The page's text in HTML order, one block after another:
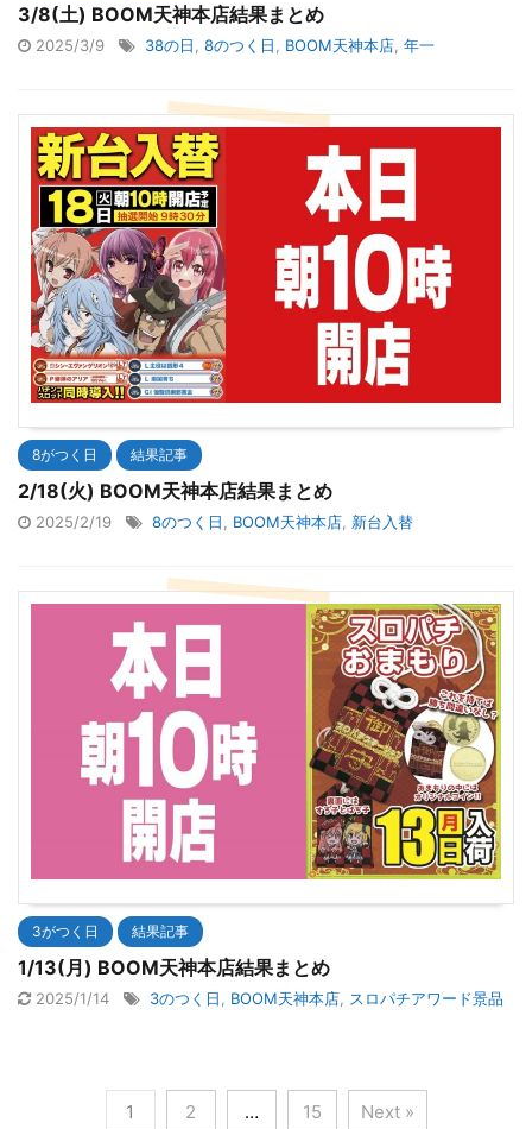
3/8(土) BOOM天神本店結果まとめ
2025/3/9 38の日 8のつく日 BOOM天神本店 年一
8がつく日 結果記事
2/18(火) BOOM天神本店結果まとめ
2025/2/19 8のつく日 BOOM天神本店 新台入替
3がつく日 結果記事
1/13(月) BOOM天神本店結果まとめ
2025/1/14 3のつく日 BOOM天神本店 スロパチアワード景品
1 2 … 15 Next »